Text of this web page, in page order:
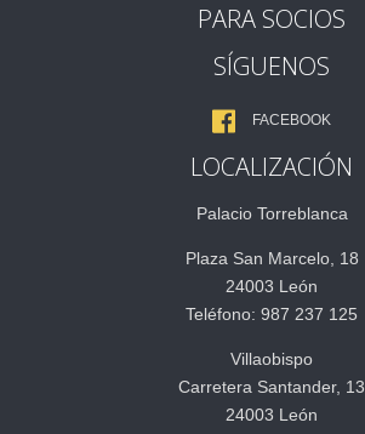
PARA SOCIOS
SÍGUENOS
FACEBOOK
LOCALIZACIÓN
Palacio Torreblanca
Plaza San Marcelo, 18
24003 León
Teléfono: 987 237 125
Villaobispo
Carretera Santander, 13
24003 León